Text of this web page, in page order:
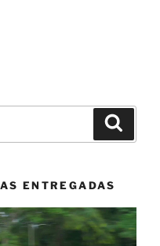
ENTREGADAS